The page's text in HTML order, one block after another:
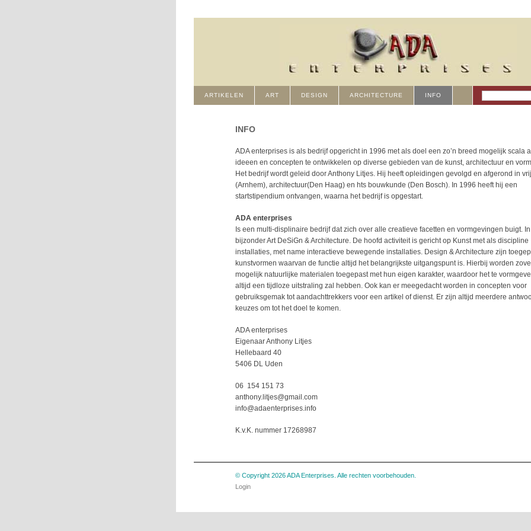
ARTIKELEN ART DESIGN ARCHITECTURE INFO
INFO
ADA enterprises is als bedrijf opgericht in 1996 met als doel een zo’n breed mogelijk scala
ideeen en concepten te ontwikkelen op diverse gebieden van de kunst, architectuur en
Het bedrijf wordt geleid door Anthony Litjes. Hij heeft opleidingen gevolgd en afgerond in
(Arnhem), architectuur(Den Haag) en hts bouwkunde (Den Bosch). In 1996 heeft hij een
startstipendium ontvangen, waarna het bedrijf is opgestart.
ADA enterprises
Is een multi-displinaire bedrijf dat zich over alle creatieve facetten en vormgevingen buigt.
bijzonder Art DeSiGn & Architecture. De hoofd activiteit is gericht op Kunst met als discipline
installaties, met name interactieve bewegende installaties. Design & Architecture zijn
kunstvormen waarvan de functie altijd het belangrijkste uitgangspunt is. Hierbij worden
mogelijk natuurlijke materialen toegepast met hun eigen karakter, waardoor het te
altijd een tijdloze uitstraling zal hebben. Ook kan er meegedacht worden in concepten voor
gebruiksgemak tot aandachttrekkers voor een artikel of dienst. Er zijn altijd meerdere
keuzes om tot het doel te komen.
ADA enterprises
Eigenaar Anthony Litjes
Hellebaard 40
5406 DL Uden
06 154 151 73
anthony.litjes@gmail.com
info@adaenterprises.info
K.v.K. nummer 17268987
© Copyright 2026 ADA Enterprises. Alle rechten voorbehouden.
Login